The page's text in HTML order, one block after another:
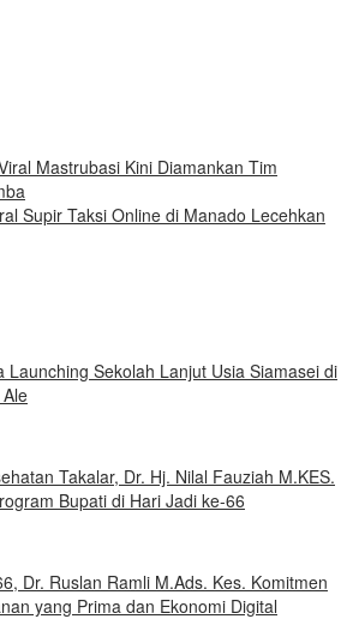
Mastrubasi Kini Diamankan Tim
Supir Taksi Online di Manado Lecehkan
Launching Sekolah Lanjut Usia Siamasei di
Takalar, Dr. Hj. Nilal Fauziah M.KES.
Bupati di Hari Jadi ke-66
Dr. Ruslan Ramli M.Ads. Kes. Komitmen
yang Prima dan Ekonomi Digital